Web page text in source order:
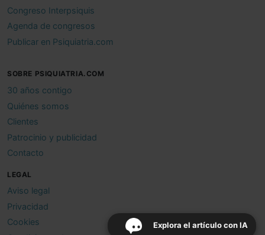
Explora el artículo con IA
Congreso Interpsiquis
Agenda de congresos
Publicar en Psiquiatria.com
SOBRE PSIQUIATRIA.COM
30 años contigo
Quiénes somos
Clientes
Patrocinio y publicidad
Contacto
LEGAL
Aviso legal
Privacidad
Cookies